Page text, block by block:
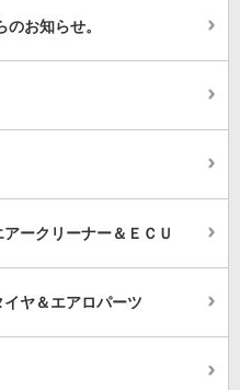
お知らせ。
ークリーナー＆ＥＣＵ
ヤ＆エアロパーツ